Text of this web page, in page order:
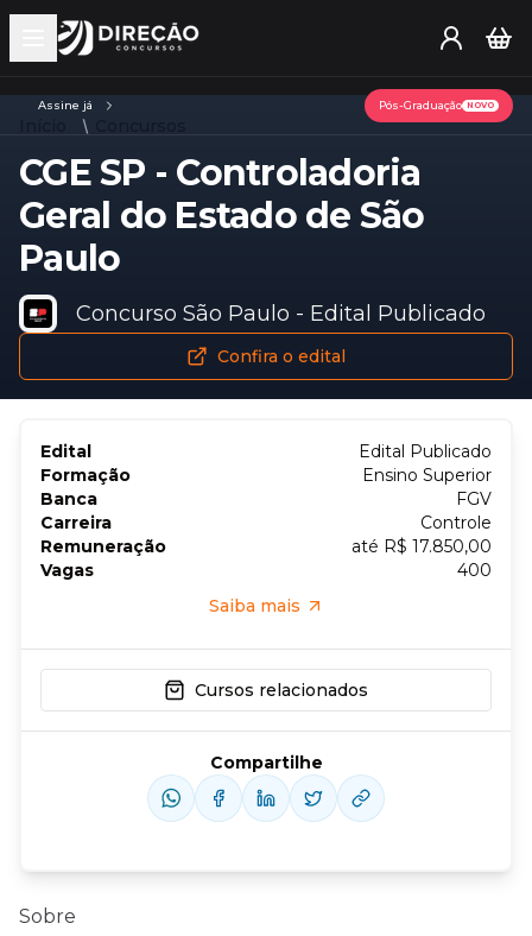
Open main menu
Assine já Pós-Graduação NOVO
CGE SP - Controladoria
Geral do Estado de São
Paulo
Concurso São Paulo - Edital Publicado
Confira o edital
Sobre
Edital
Edital Publicado
Formação
Ensino Superior
Banca
FGV
Carreira
Controle
Remuneração
até R$ 17.850,00
Vagas
400
Saiba mais
Cursos relacionados
Compartilhe